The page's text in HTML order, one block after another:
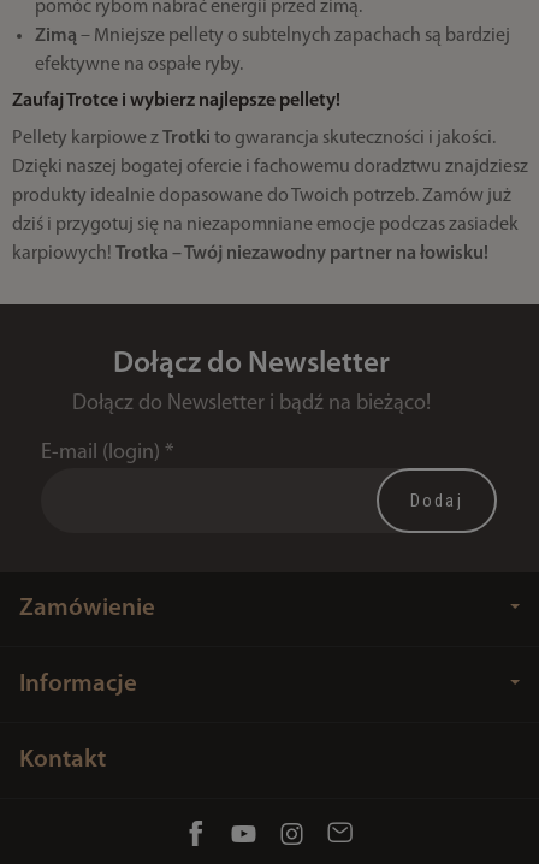
pomóc rybom nabrać energii przed zimą.
Zimą – Mniejsze pellety o subtelnych zapachach są bardziej
efektywne na ospałe ryby.
Zaufaj Trotce i wybierz najlepsze pellety!
Pellety karpiowe zTrotki to gwarancja skuteczności i jakości.
Dzięki naszej bogatej ofercie i fachowemu doradztwu znajdziesz
produkty idealnie dopasowane do Twoich potrzeb. Zamów już
dziś i przygotuj się na niezapomniane emocje podczas zasiadek
karpiowych! Trotka – Twój niezawodny partner na łowisku!
Dołącz do Newsletter
Dołącz do Newsletter i bądź na bieżąco!
E-mail (login) *
Zamówienie
Informacje
Kontakt